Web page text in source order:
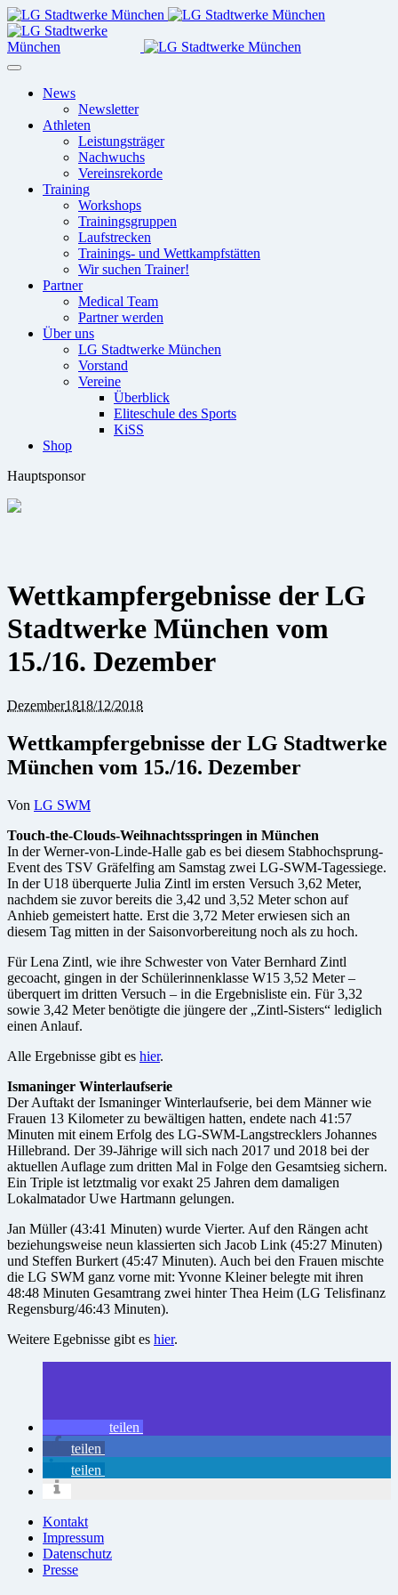
News
Newsletter
Athleten
Leistungsträger
Nachwuchs
Vereinsrekorde
Training
Workshops
Trainingsgruppen
Laufstrecken
Trainings- und Wettkampfstätten
Wir suchen Trainer!
Partner
Medical Team
Partner werden
Über uns
LG Stadtwerke München
Vorstand
Vereine
Überblick
Eliteschule des Sports
KiSS
Shop
Hauptsponsor
Wettkampfergebnisse der LG
Stadtwerke München vom
15./16. Dezember
Dezember1818/12/2018
Wettkampfergebnisse der LG Stadtwerke
München vom 15./16. Dezember
Von LG SWM
Touch-the-Clouds-Weihnachtsspringen in München
In der Werner-von-Linde-Halle gab es bei diesem Stabhochsprung-
Event des TSV Gräfelfing am Samstag zwei LG-SWM-Tagessiege.
In der U18 überquerte Julia Zintl im ersten Versuch 3,62 Meter,
nachdem sie zuvor bereits die 3,42 und 3,52 Meter schon auf
Anhieb gemeistert hatte. Erst die 3,72 Meter erwiesen sich an
diesem Tag mitten in der Saisonvorbereitung noch als zu hoch.
Für Lena Zintl, wie ihre Schwester von Vater Bernhard Zintl
gecoacht, gingen in der Schülerinnenklasse W15 3,52 Meter –
überquert im dritten Versuch – in die Ergebnisliste ein. Für 3,32
sowie 3,42 Meter benötigte die jüngere der „Zintl-Sisters“ lediglich
einen Anlauf.
Alle Ergebnisse gibt es hier.
Ismaninger Winterlaufserie
Der Auftakt der Ismaninger Winterlaufserie, bei dem Männer wie
Frauen 13 Kilometer zu bewältigen hatten, endete nach 41:57
Minuten mit einem Erfolg des LG-SWM-Langstrecklers Johannes
Hillebrand. Der 39-Jährige will sich nach 2017 und 2018 bei der
aktuellen Auflage zum dritten Mal in Folge den Gesamtsieg sichern.
Ein Triple ist letztmalig vor exakt 25 Jahren dem damaligen
Lokalmatador Uwe Hartmann gelungen.
Jan Müller (43:41 Minuten) wurde Vierter. Auf den Rängen acht
beziehungsweise neun klassierten sich Jacob Link (45:27 Minuten)
und Steffen Burkert (45:47 Minuten). Auch bei den Frauen mischte
die LG SWM ganz vorne mit: Yvonne Kleiner belegte mit ihren
48:48 Minuten Gesamtrang zwei hinter Thea Heim (LG Telisfinanz
Regensburg/46:43 Minuten).
Weitere Egebnisse gibt es hier.
teilen
teilen
teilen
Kontakt
Impressum
Datenschutz
Presse